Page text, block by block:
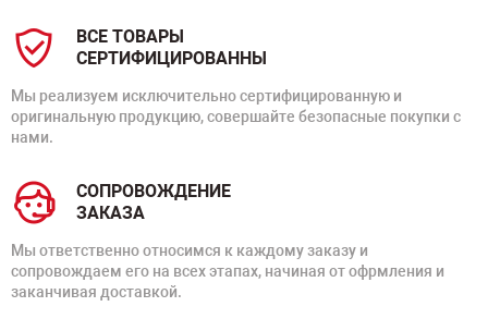
ВСЕ ТОВАРЫ
СЕРТИФИЦИРОВАННЫ
Мы реализуем исключительно сертифицированную и
оригинальную продукцию, совершайте безопасные покупки с
нами.
СОПРОВОЖДЕНИЕ
ЗАКАЗА
Мы ответственно относимся к каждому заказу и
сопровождаем его на всех этапах, начиная от офрмления и
заканчивая доставкой.